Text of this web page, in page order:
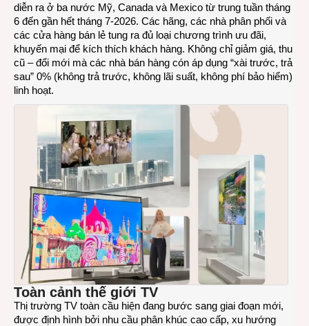
diễn ra ở ba nước Mỹ, Canada và Mexico từ trung tuần tháng
6 đến gần hết tháng 7-2026. Các hãng, các nhà phân phối và
các cửa hàng bán lẻ tung ra đủ loại chương trình ưu đãi,
khuyến mại để kích thích khách hàng. Không chỉ giảm giá, thu
cũ – đổi mới mà các nhà bán hàng cón áp dụng “xài trước, trả
sau” 0% (không trả trước, không lãi suất, không phí bảo hiểm)
linh hoạt.
Toàn cảnh thế giới TV
Thị trường TV toàn cầu hiện đang bước sang giai đoạn mới,
được định hình bởi nhu cầu phân khúc cao cấp, xu hướng